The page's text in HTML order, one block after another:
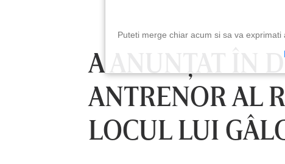
A ANUNŢAT ÎN
ANTRENOR AL
LOCUL LUI
Puteti merge chiar acum si sa va